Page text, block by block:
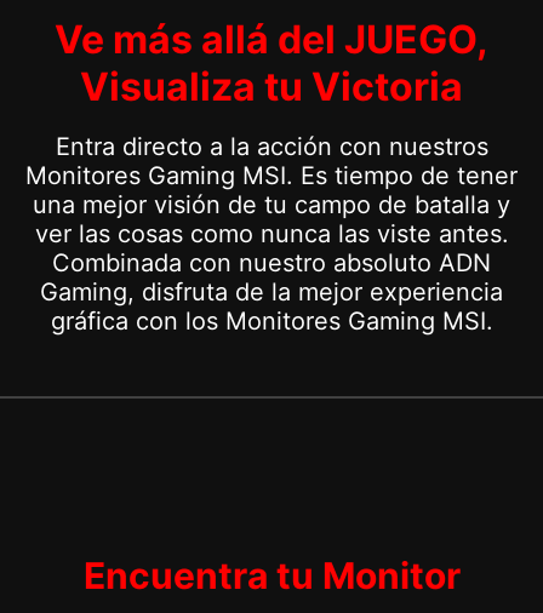
Ve más allá del JUEGO,
Visualiza tu Victoria
Entra directo a la acción con nuestros
Monitores Gaming MSI. Es tiempo de tener
una mejor visión de tu campo de batalla y
ver las cosas como nunca las viste antes.
Combinada con nuestro absoluto ADN
Gaming, disfruta de la mejor experiencia
gráfica con los Monitores Gaming MSI.
Encuentra tu Monitor